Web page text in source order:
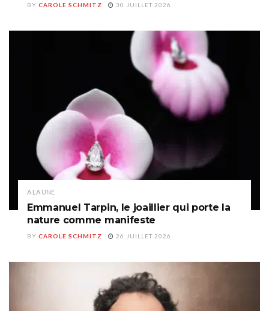
BY CAROLE SCHMITZ 30 JUILLET 2026
A LA UNE
Emmanuel Tarpin, le joaillier qui porte la
nature comme manifeste
BY CAROLE SCHMITZ 26 JUILLET 2026